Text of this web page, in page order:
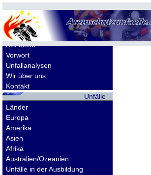
Allgemeines
Startseite
Vorwort
Unfallanalysen
Wir über uns
Kontakt
Unfälle
Länder
Europa
Amerika
Asien
Afrika
Australien/Ozeanien
Unfälle in der Ausbildung